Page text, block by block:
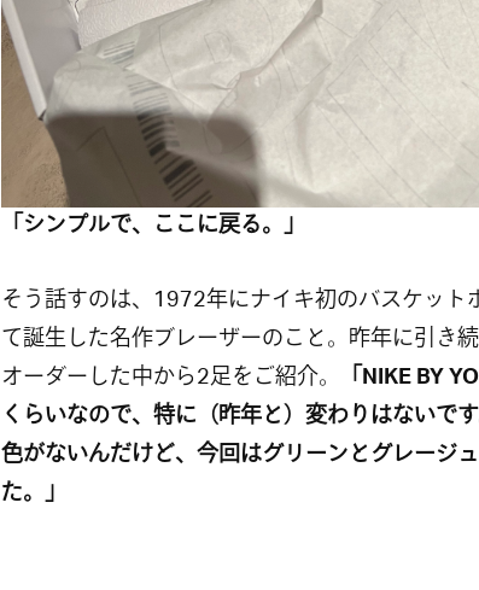
「シンプルで、ここに戻る。」
そう話すのは、1972年にナイキ初のバスケット
て誕生した名作ブレーザーのこと。昨年に引き
オーダーした中から2足をご紹介。
「NIKE BY
くらいなので、特に（昨年と）変わりはないで
色がないんだけど、今回はグリーンとグレージ
た。」